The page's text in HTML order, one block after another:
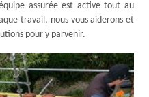
assurée est active tout au
travail, nous vous aiderons et
pour y parvenir.